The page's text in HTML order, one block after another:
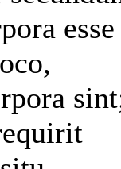
esse